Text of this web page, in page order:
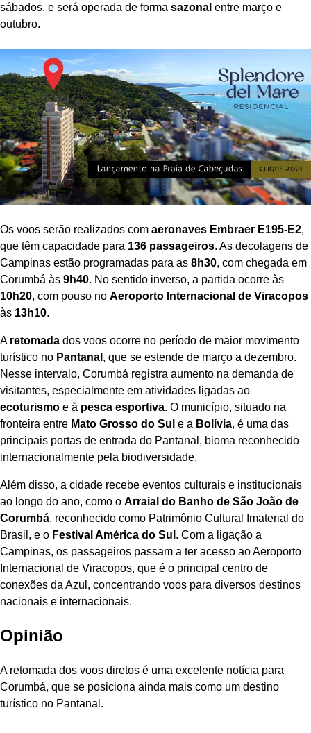
sábados, e será operada de forma sazonal entre março e
outubro.
Os voos serão realizados com aeronaves Embraer E195-E2,
que têm capacidade para 136 passageiros. As decolagens de
Campinas estão programadas para as 8h30, com chegada em
Corumbá às 9h40. No sentido inverso, a partida ocorre às
10h20, com pouso no Aeroporto Internacional de Viracopos
às 13h10.
A retomada dos voos ocorre no período de maior movimento
turístico no Pantanal , que se estende de março a dezembro.
Nesse intervalo, Corumbá registra aumento na demanda de
visitantes, especialmente em atividades ligadas ao
ecoturismo e à pesca esportiva. O município, situado na
fronteira entre Mato Grosso do Sul e a Bolívia, é uma das
principais portas de entrada do Pantanal, bioma reconhecido
internacionalmente pela biodiversidade.
Além disso, a cidade recebe eventos culturais e institucionais
ao longo do ano, como o Arraial do Banho de São João de
Corumbá, reconhecido como Patrimônio Cultural Imaterial do
Brasil, e o Festival América do Sul . Com a ligação a
Campinas, os passageiros passam a ter acesso ao Aeroporto
Internacional de Viracopos, que é o principal centro de
conexões da Azul, concentrando voos para diversos destinos
nacionais e internacionais.
Opinião
A retomada dos voos diretos é uma excelente notícia para
Corumbá, que se posiciona ainda mais como um destino
turístico no Pantanal.